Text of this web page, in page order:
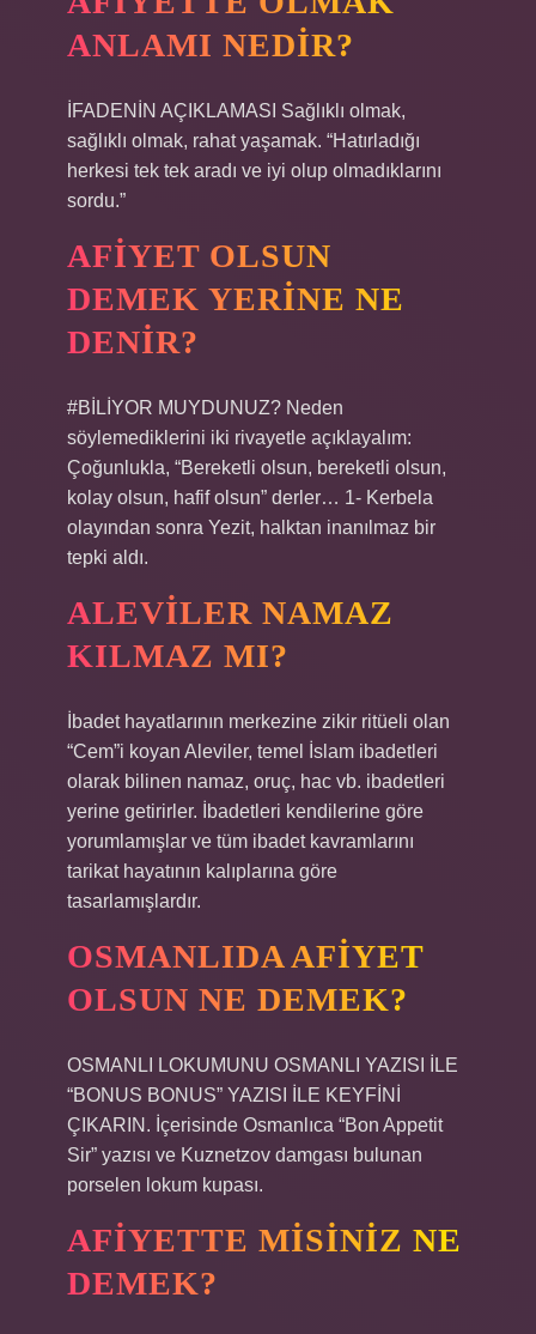
ANLAMI NEDIR?
İFADENİN AÇIKLAMASI Sağlıklı olmak,
sağlıklı olmak, rahat yaşamak. “Hatırladığı
herkesi tek tek aradı ve iyi olup olmadıklarını
sordu.”
AFIYET OLSUN
DEMEK YERINE NE
DENIR?
#BİLİYOR MUYDUNUZ? Neden
söylemediklerini iki rivayetle açıklayalım:
Çoğunlukla, “Bereketli olsun, bereketli olsun,
kolay olsun, hafif olsun” derler… 1- Kerbela
olayından sonra Yezit, halktan inanılmaz bir
tepki aldı.
ALEVILER NAMAZ
KILMAZ MI?
İbadet hayatlarının merkezine zikir ritüeli olan
“Cem”i koyan Aleviler, temel İslam ibadetleri
olarak bilinen namaz, oruç, hac vb. ibadetleri
yerine getirirler. İbadetleri kendilerine göre
yorumlamışlar ve tüm ibadet kavramlarını
tarikat hayatının kalıplarına göre
tasarlamışlardır.
OSMANLIDA AFIYET
OLSUN NE DEMEK?
OSMANLI LOKUMUNU OSMANLI YAZISI İLE
“BONUS BONUS” YAZISI İLE KEYFİNİ
ÇIKARIN. İçerisinde Osmanlıca “Bon Appetit
Sir” yazısı ve Kuznetzov damgası bulunan
porselen lokum kupası.
AFIYETTE MISINIZ NE
DEMEK?